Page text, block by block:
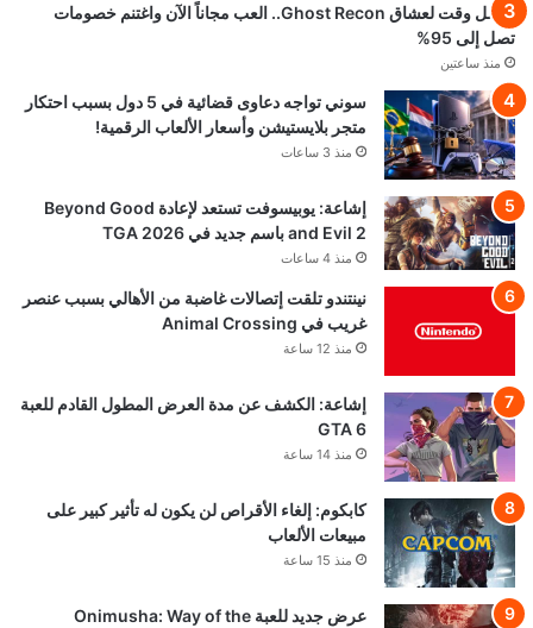
أفضل وقت لعشاق Ghost Recon.. العب مجاناً الآن واغتنم خصومات
تصل إلى 95%
منذ ساعتين
سوني تواجه دعاوى قضائية في 5 دول بسبب احتكار
متجر بلايستيشن وأسعار الألعاب الرقمية!
منذ 3 ساعات
إشاعة: يوبيسوفت تستعد لإعادة Beyond Good
and Evil 2 باسم جديد في TGA 2026
منذ 4 ساعات
نينتندو تلقت إتصالات غاضبة من الأهالي بسبب عنصر
غريب في Animal Crossing
منذ 12 ساعة
إشاعة: الكشف عن مدة العرض المطول القادم للعبة
GTA 6
منذ 14 ساعة
كابكوم: إلغاء الأقراص لن يكون له تأثير كبير على
مبيعات الألعاب
منذ 15 ساعة
عرض جديد للعبة Onimusha: Way of the